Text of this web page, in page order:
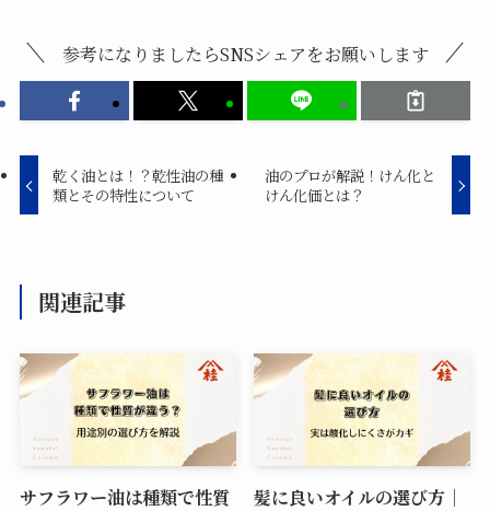
参考になりましたらSNSシェアをお願いします
乾く油とは！？乾性油の種
類とその特性について
油のプロが解説！けん化と
けん化価とは？
関連記事
サフラワー油は種類で性質
髪に良いオイルの選び方｜